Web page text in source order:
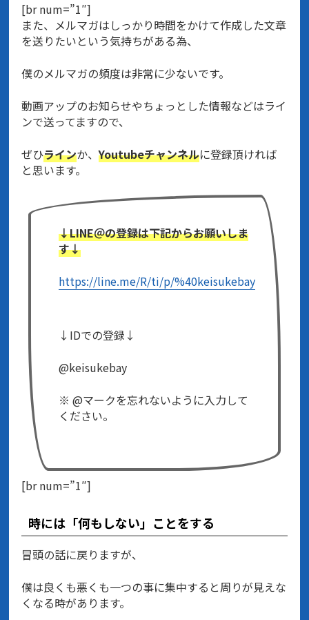
[br num=”1″]
また、メルマガはしっかり時間をかけて作成した文章
を送りたいという気持ちがある為、
僕のメルマガの頻度は非常に少ないです。
動画アップのお知らせやちょっとした情報などはライ
ンで送ってますので、
ぜひラインか、Youtubeチャンネルに登録頂ければ
と思います。
↓LINE＠の登録は下記からお願いしま
す↓
https://line.me/R/ti/p/%40keisukebay
↓IDでの登録↓
@keisukebay
※ @マークを忘れないように入力して
ください。
[br num=”1″]
時には「何もしない」ことをする
冒頭の話に戻りますが、
僕は良くも悪くも一つの事に集中すると周りが見えな
くなる時があります。